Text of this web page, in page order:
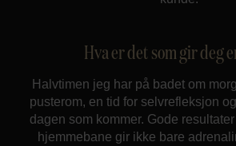
Hva er det som gir deg
Halvtimen jeg har på badet om
pusterom, en tid for selvrefleksjon
dagen som kommer. Gode
hjemmebane gir ikke bare